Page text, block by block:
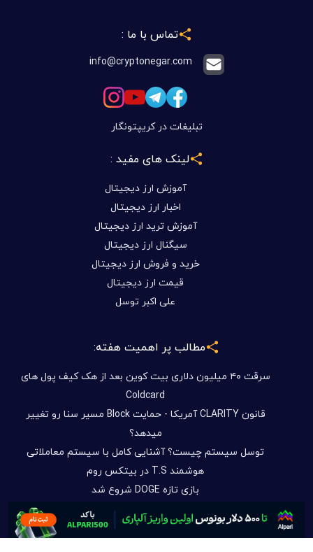
تماس با ما :
info@cryptonegar.com
تبلیغات در کریپتونگار
لینک های مفید :
آموزش ارز دیجیتال
اخبار ارز دیجیتال
آموزش ترید ارز دیجیتال
سیگنال ارز دیجیتال
خرید و فروش ارز دیجیتال
قیمت ارز دیجیتال
علی اکبر توسل
مطالب پر اهمیت هفته:
سرقت ۴۰ میلیون دلاری بیت کوین بعد از هک کیف پول های
Coldcard
قانون CLARITY آمریکا - حمایت Block مسیر سنا رو تغییر
میدهد؟
توسل سیستم چیست؟ آشنایی کامل با سیستم معاملاتی
هوشمند T.S در بیتکس روم
بازی تازه DOGE شروع شد
فرصت های سرمایه گذاری در بیتکس روم بدون دغدغه تحریم